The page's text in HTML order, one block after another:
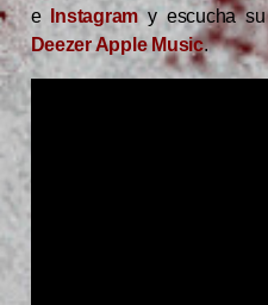
e
Instagramy escucha
DeezerApple Music.